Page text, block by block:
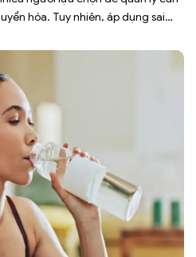
hóa. Tuy nhiên, áp dụng sai